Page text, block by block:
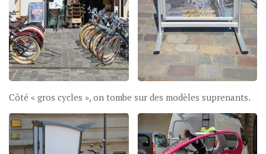
Côté « gros cycles », on tombe sur des modèles suprenants.